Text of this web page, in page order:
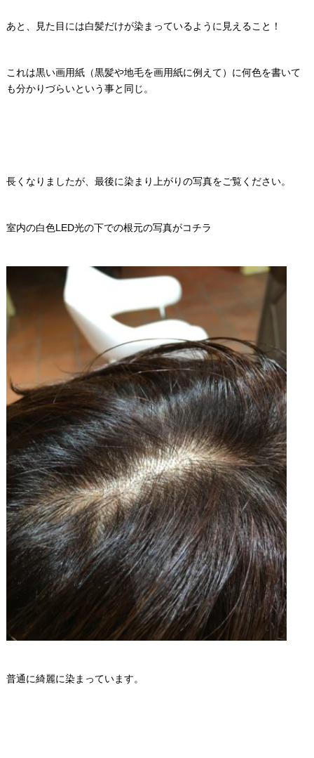
あと、見た目には白髪だけが染まっているように見えること！
これは黒い画用紙（黒髪や地毛を画用紙に例えて）に何色を書いて
も分かりづらいという事と同じ。
長くなりましたが、最後に染まり上がりの写真をご覧ください。
室内の白色LED光の下での根元の写真がコチラ
普通に綺麗に染まっています。